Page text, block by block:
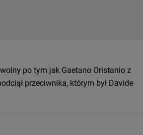
po tym jak Gaetano Oristanio z
przeciwnika, którym był Davide